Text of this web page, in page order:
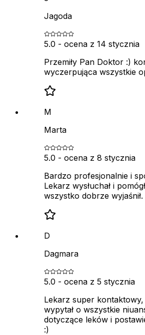
Jagoda
5.0 - ocena z 14 stycznia
Przemiły Pan Doktor :)
wyczerpująca wszystkie
M
Marta
5.0 - ocena z 8 stycznia
Bardzo profesjonalnie i
Lekarz wysłuchał i
wszystko dobrze wyjaśnił.
D
Dagmara
5.0 - ocena z 5 stycznia
Lekarz super
wypytał o wszystkie
dotyczące leków i
:)